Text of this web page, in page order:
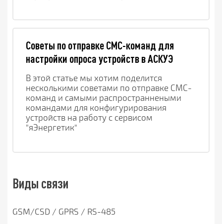
Советы по отправке CMC-команд для
настройки опроса устройств в АСКУЭ
В этой статье мы хотим поделится
несколькими советами по отправке СМС-
команд и самыми распространнеными
командами для конфигурирования
устройств на работу с сервисом
"яЭнергетик"
Виды связи
GSM/CSD / GPRS / RS-485